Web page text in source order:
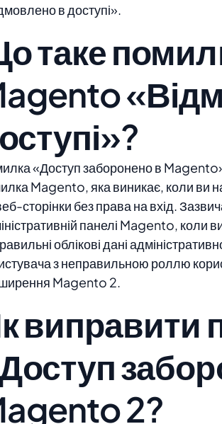
в доступі».
таке
«Доступ заборонено в
Magento, яка виникає, коли ви
сторінки без права на вхід.
панелі Magento, коли
облікові дані
з неправильною роллю
Magento 2.
виправити
2?